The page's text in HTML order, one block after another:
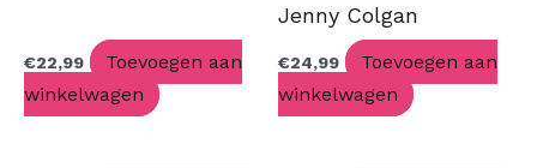
Convenience
(NL)
€22,99
Toevoegen aan
winkelwagen
Jenny Colgan
€24,99
Toevoegen aan
winkelwagen